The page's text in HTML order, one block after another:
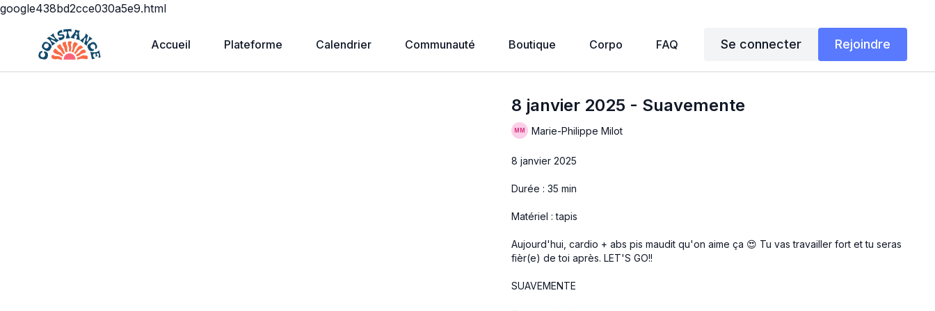
google438bd2cce030a5e9.html
Accueil Plateforme Calendrier Communauté Boutique Corpo FAQ Se connecter Rejoindre
8 janvier 2025 - Suavemente
Marie-Philippe Milot
8 janvier 2025
Durée : 35 min
Matériel : tapis
Aujourd'hui, cardio + abs pis maudit qu'on aime ça 😍 Tu vas travailler fort et tu seras
fièr(e) de toi après. LET'S GO!!
SUAVEMENTE